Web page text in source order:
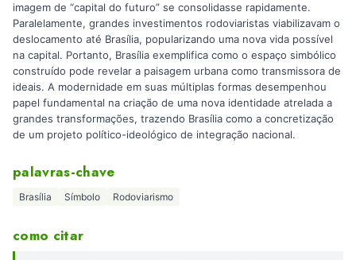
imagem de “capital do futuro” se consolidasse rapidamente.
Paralelamente, grandes investimentos rodoviaristas viabilizavam o
deslocamento até Brasília, popularizando uma nova vida possível
na capital. Portanto, Brasília exemplifica como o espaço simbólico
construído pode revelar a paisagem urbana como transmissora de
ideais. A modernidade em suas múltiplas formas desempenhou
papel fundamental na criação de uma nova identidade atrelada a
grandes transformações, trazendo Brasília como a concretização
de um projeto político-ideológico de integração nacional.
palavras-chave
Brasília Símbolo Rodoviarismo
como citar